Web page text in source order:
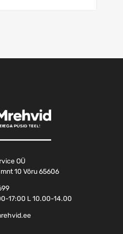
OÜ
10 Võru 65606
17:00 L 10.00-14.00